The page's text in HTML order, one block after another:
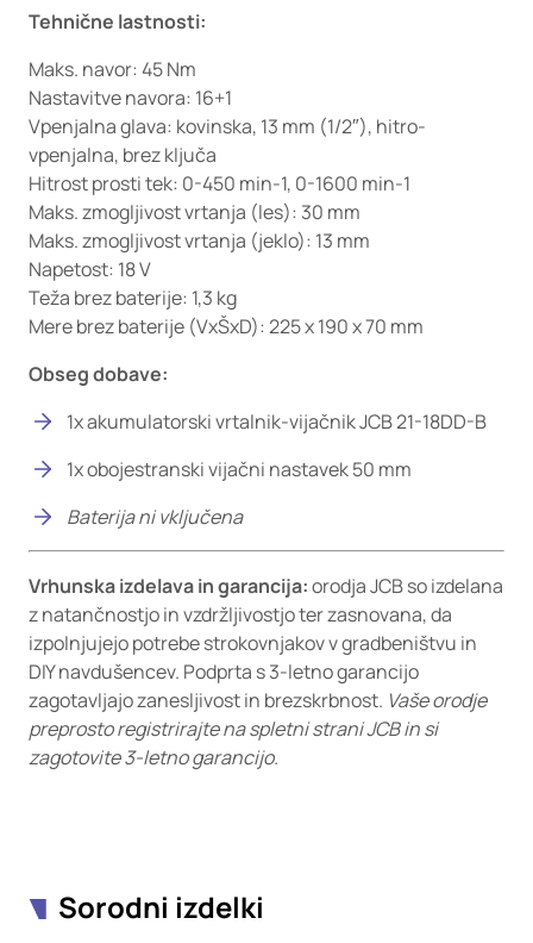
Tehnične lastnosti:
Maks. navor: 45 Nm
Nastavitve navora: 16+1
Vpenjalna glava: kovinska, 13 mm (1/2″), hitro-
vpenjalna, brez ključa
Hitrost prosti tek: 0-450 min-1, 0-1600 min-1
Maks. zmogljivost vrtanja (les): 30 mm
Maks. zmogljivost vrtanja (jeklo): 13 mm
Napetost: 18 V
Teža brez baterije: 1,3 kg
Mere brez baterije (VxŠxD): 225 x 190 x 70 mm
Obseg dobave:
1x akumulatorski vrtalnik-vijačnik JCB 21-18DD-B
1x obojestranski vijačni nastavek 50 mm
Baterija ni vključena
Vrhunska izdelava in garancija:orodja JCB so izdelana
z natančnostjo in vzdržljivostjo ter zasnovana, da
izpolnjujejo potrebe strokovnjakov v gradbeništvu in
DIY navdušencev. Podprta s 3-letno garancijo
zagotavljajo zanesljivost in brezskrbnost. Vaše orodje
preprosto registrirajte na spletni strani JCB in si
zagotovite 3-letno garancijo.
Sorodni izdelki